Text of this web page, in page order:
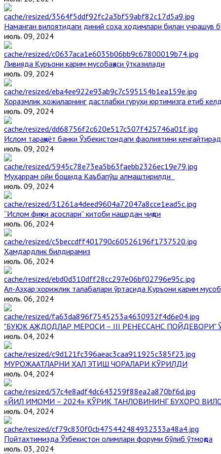
Наманган вилоятидаги диний соҳа ходимлари билан учрашув
июль. 09, 2024
Ливияда Қуръони карим мусобақаси ўтказилади
июль. 09, 2024
Хоразмлик ҳожиларнинг дастлабки гуруҳи юртимизга етиб
июль. 09, 2024
Ислом тараққиёт банки Ўзбекистондаги фаолиятини
июль. 09, 2024
Муҳаррам ойи бошида Каъбапўш алмаштирилди
июль. 09, 2024
“Ислом фиқҳи асослари” китоби нашрдан чиқди
июль. 06, 2024
Ҳамдардлик билдирамиз
июль. 06, 2024
Aл-Aзҳар:хорижлик талабалари ўртасида Қуръони карим
июль. 06, 2024
"БУЮК АЖДОДЛАР МЕРОСИ – III РЕНЕССАНС
июль. 04, 2024
МУРОЖААТЛАРНИ ҲАЛ ЭТИШ ЧОРАЛАРИ КЎРИЛДИ
июль. 04, 2024
«ЙИЛ ИМОМИ – 2024» КЎРИК ТАНЛОВИНИНГ БУХОРО
июль. 04, 2024
Пойтахтимизда Ўзбекистон олимлари форуми бўлиб ўтмоқда
июль. 03, 2024